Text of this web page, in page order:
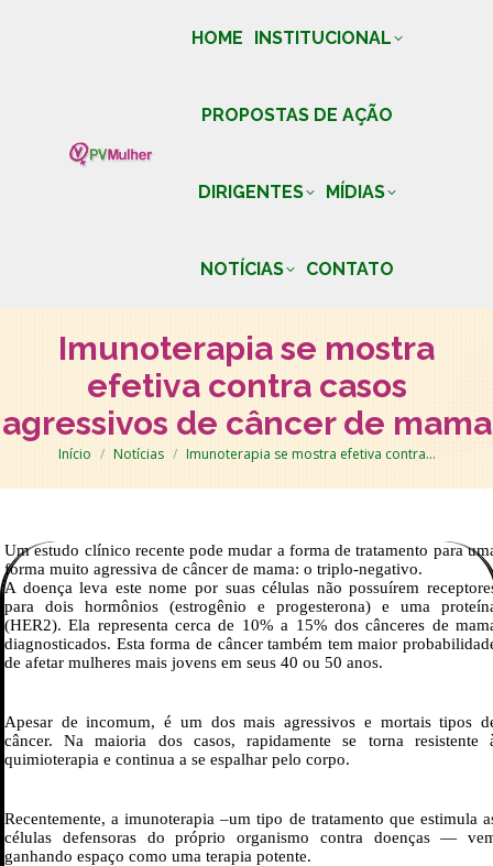
HOME INSTITUCIONAL
PROPOSTAS DE AÇÃO
DIRIGENTES MÍDIAS
NOTÍCIAS CONTATO
Imunoterapia se mostra
efetiva contra casos
agressivos de câncer de mama
Você está aqui:
Início Notícias Imunoterapia se mostra efetiva contra…
Um estudo clínico recente pode mudar a forma de tratamento para
forma muito agressiva de câncer de mama: o triplo-negativo.
A doença leva este nome por suas células não possuírem
para dois hormônios (estrogênio e progesterona) e uma
(HER2). Ela representa cerca de 10% a 15% dos cânceres de
diagnosticados. Esta forma de câncer também tem maior
de afetar mulheres mais jovens em seus 40 ou 50 anos.
Apesar de incomum, é um dos mais agressivos e mortais tipos
câncer. Na maioria dos casos, rapidamente se torna resistente
quimioterapia e continua a se espalhar pelo corpo.
Recentemente, a imunoterapia –um tipo de tratamento que estimula
células defensoras do próprio organismo contra doenças —
ganhando espaço como uma terapia potente.